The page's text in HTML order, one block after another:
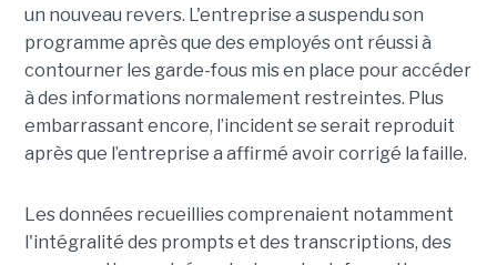
un nouveau revers. L'entreprise a suspendu son
programme après que des employés ont réussi à
contourner les garde-fous mis en place pour accéder
à des informations normalement restreintes. Plus
embarrassant encore, l’incident se serait reproduit
après que l’entreprise a affirmé avoir corrigé la faille.
Les données recueillies comprenaient notamment
l'intégralité des prompts et des transcriptions, des